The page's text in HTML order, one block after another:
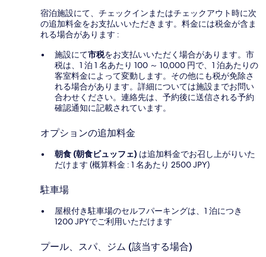
宿泊施設にて、チェックインまたはチェックアウト時に次
の追加料金をお支払いいただきます。料金には税金が含ま
れる場合があります :
施設にて市税をお支払いいただく場合があります。市
税は、1 泊 1 名あたり 100 ～ 10,000 円で、1 泊あたりの
客室料金によって変動します。その他にも税が免除さ
れる場合があります。詳細については施設までお問い
合わせください。連絡先は、予約後に送信される予約
確認通知に記載されています。
オプションの追加料金
朝食 (朝食ビュッフェ) は追加料金でお召し上がりいた
だけます (概算料金 : 1 名あたり 2500 JPY)
駐車場
屋根付き駐車場のセルフパーキングは、1 泊につき
1200 JPYでご利用いただけます
プール、スパ、ジム (該当する場合)